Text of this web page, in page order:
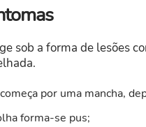
sob a forma de lesões
por uma mancha,
forma-se pus;